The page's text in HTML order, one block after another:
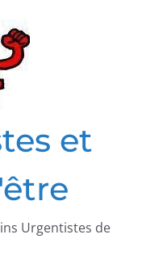
et
Urgentistes de